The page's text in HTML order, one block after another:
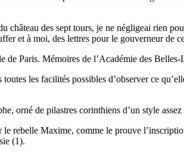
château des sept tours, je ne négligeai rien
et à moi, des lettres pour le gouverneur de
de Paris. Mémoires de l’Académie des
les facilités possibles d’observer ce
orné de pilastres corinthiens d’un style
rebelle Maxime, comme le prouve
(1).